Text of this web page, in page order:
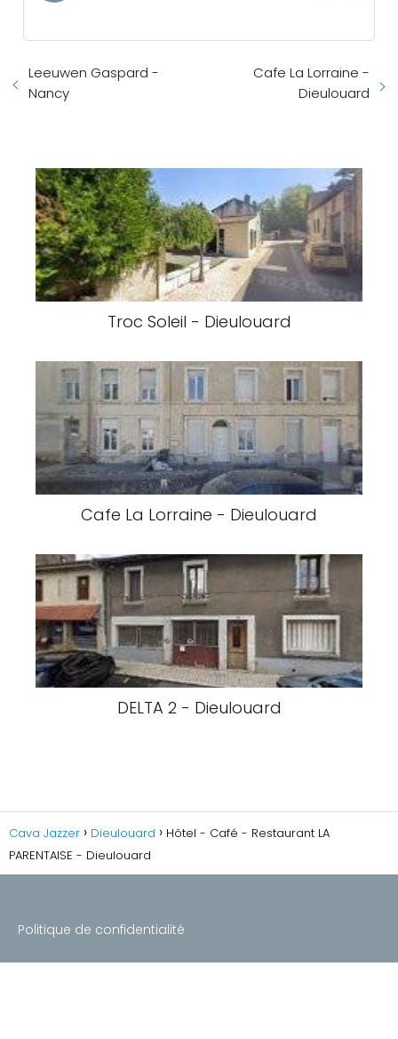
Leeuwen Gaspard -
Nancy
Cafe La Lorraine -
Dieulouard
Troc Soleil - Dieulouard
Cafe La Lorraine - Dieulouard
DELTA 2 - Dieulouard
Cava Jazzer Dieulouard
Hôtel - Café - Restaurant LA
PARENTAISE - Dieulouard
Politique de confidentialité